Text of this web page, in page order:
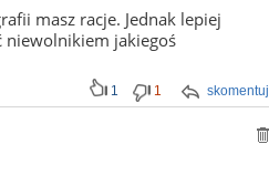
masz racje. Jednak lepiej
niewolnikiem jakiegoś
skomentuj
1 1